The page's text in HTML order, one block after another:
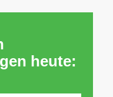
heute: